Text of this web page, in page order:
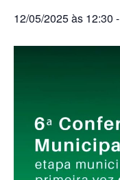
12/05/2025 às 12:30 -